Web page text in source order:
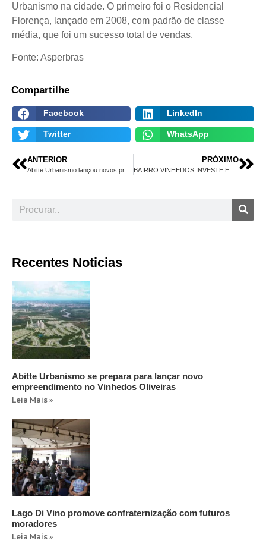
Urbanismo na cidade. O primeiro foi o Residencial
Florença, lançado em 2008, com padrão de classe
média, que foi um sucesso total de vendas.
Fonte: Asperbras
Compartilhe
Facebook LinkedIn
Twitter WhatsApp
ANTERIOR PRÓXIMO
BAIRRO VINHEDOS INVESTE EM TECNOLOGIA E SUSTENTABILIDADE
Recentes Noticias
Abitte Urbanismo se prepara para lançar novo
empreendimento no Vinhedos Oliveiras
Leia Mais »
Lago Di Vino promove confraternização com futuros
moradores
Leia Mais »